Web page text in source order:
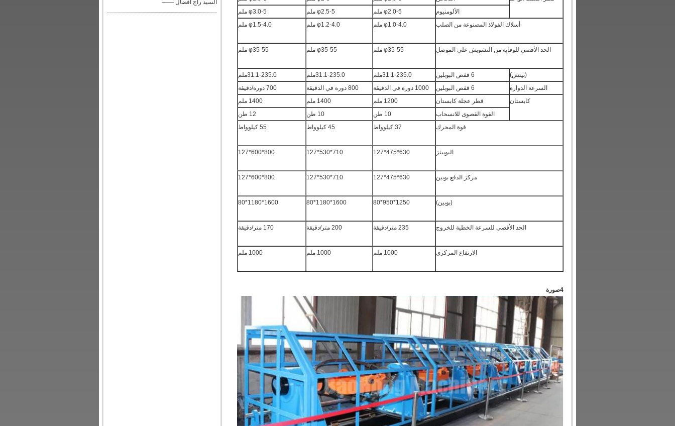
—— السيد راج افضال
الألومنيوم
φ2.0-5 ملم φ2.5-5 ملم
φ3.0-5 ملم
أسلاك الفولاذ المصنوعة من الصلب
φ1.0-4.0 ملم φ1.2-4.0 ملم φ1.5-4.0 ملم
الحد الأقصى للوقاية من التشويش على الموصل φ35-55 ملم φ35-55 ملم φ35-55 ملم
(بيتش) 6 قفص البوبلين 31.1-235.0ملم 31.1-235.0ملم
31.1-235.0ملم
السرعة الدوارة
6 قفص البوبلين 1000 دورة في الدقيقة 800 دورة في الدقيقة
700 دورة/دقيقة
كابستان
قطر عجلة كابستان 1200 ملم 1400 ملم
1400 ملم
القوة القصوى للانسحاب
10 طن 10 طن
12 طن
قوة المحرك
37 كيلوواط 45 كيلوواط 55 كيلوواط
البوبينز 630*475*127
710*530*127
800*600*127
مركز الدفع بوبين 630*475*127
710*530*127
800*600*127
(بوبين) 1250*950*80
1600*1180*80
1600*1180*80
الحد الأقصى للسرعة الخطية للخروج 235 متر/دقيقة 200 متر/دقيقة 170 متر/دقيقة
الارتفاع المركزي 1000 ملم 1000 ملم 1000 ملم
4صورة